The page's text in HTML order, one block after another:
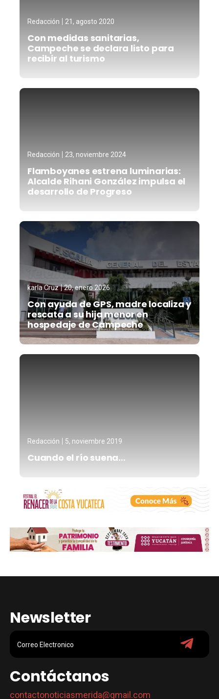
Redacción 21, agosto 2020
Con medidas sanitarias,
Campeche se declara listo para
recibir al turismo
Redacción 23, noviembre 2024
Flamboyanes estrena luminarias:
Alcalde Rihani González impulsa el
desarrollo de Progreso
karla Cruz 20, enero 2026
Con ayuda de GPS, madre localiza y
rescata a su hija menor en
hospedaje de Campeche
Redacción 5, noviembre 2019
Cuando el río suena…
Newsletter
Contáctanos
contactonoticiasmerida@gmail.com